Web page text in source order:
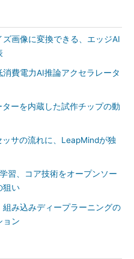
ズ画像に変換できる、エッジAI
費電力AI推論アクセラレータ
ーを内蔵した試作チップの動
サの流れに、LeapMindが独
習、コア技術をオープンソー
狙い
み込みディープラーニングの
ョン